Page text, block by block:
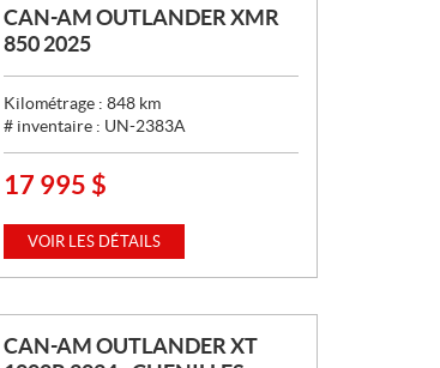
CAN-AM OUTLANDER XMR
850 2025
Kilométrage : 848 km
# inventaire : UN-2383A
P
X
:
17 995 $
VOIR LES DÉTAILS
CAN-AM OUTLANDER XT